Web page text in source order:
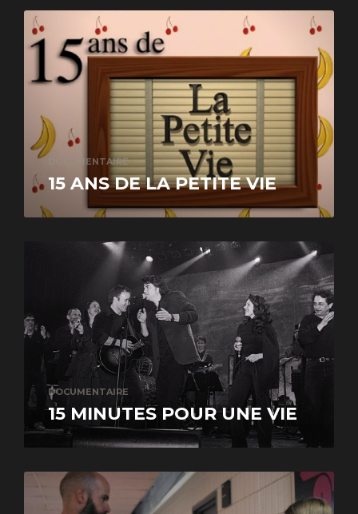
DOCUMENTAIRE
15 ANS DE LA PETITE VIE
DOCUMENTAIRE
15 MINUTES POUR UNE VIE